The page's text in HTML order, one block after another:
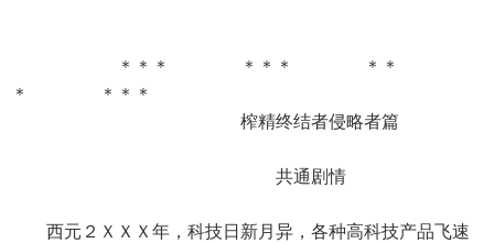
＊＊＊ ＊＊＊ ＊＊
＊ ＊＊＊
榨精终结者侵略者篇
共通剧情
西元２ＸＸＸ年，科技日新月异，各种高科技产品飞速